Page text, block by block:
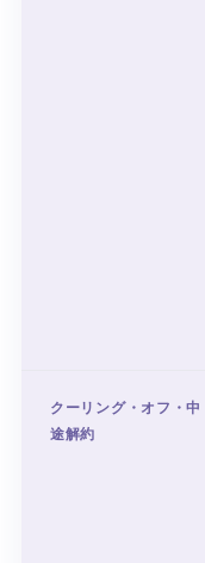
クーリング・オフ・中
途解約